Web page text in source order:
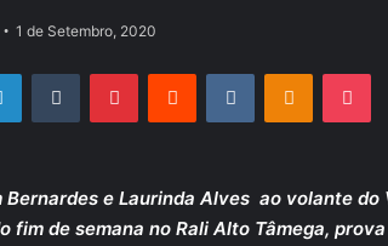
1 de Setembro, 2020
LinkedInTumblr PinterestReddit VKontakte
Bernardes e Laurinda Alves ao volante
fim de semana no Rali Alto Tâmega,